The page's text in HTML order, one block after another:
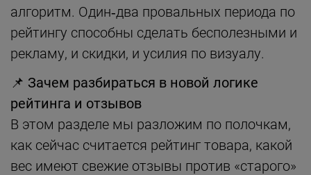
алгоритм. Один‑два провальных периода по
рейтингу способны сделать бесполезными и
рекламу, и скидки, и усилия по визуалу.
📌 Зачем разбираться в новой логике
рейтинга и отзывов
В этом разделе мы разложим по полочкам,
как сейчас считается рейтинг товара, какой
вес имеют свежие отзывы против «старого»